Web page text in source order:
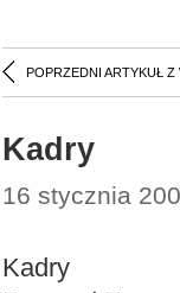
POPRZEDNI ARTYKUŁ Z
Kadry
16 stycznia
Kadry